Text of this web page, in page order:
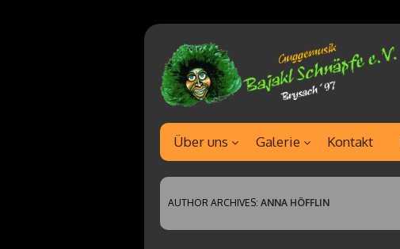
Über uns Galerie Kontakt
AUTHOR ARCHIVES: ANNA HÖFFLIN